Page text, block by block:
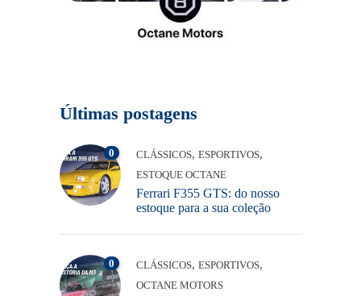
Últimas postagens
0 CLÁSSICOS, ESPORTIVOS,
ESTOQUE OCTANE
Ferrari F355 GTS: do nosso
estoque para a sua coleção
0 CLÁSSICOS, ESPORTIVOS,
OCTANE MOTORS